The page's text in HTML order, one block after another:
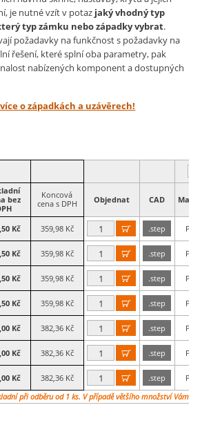
je nutné vzít v potaz jaký vhodný typ
typ zámku nebo západky vybrat.
požadavky na funkčnost s požadavky na
řešení, které splní oba parametry, pak
nabízených komponent a dostupných
o západkách a uzávěrech!
bez
Koncová
cena s DPH
Objednat CAD Materiál
Kč 359,98 Kč  .step Plast
Kč 359,98 Kč  .step Plast
Kč 359,98 Kč  .step Plast
Kč 359,98 Kč  .step Plast
Kč 382,36 Kč  .step Plast
Kč 382,36 Kč  .step Plast
Kč 382,36 Kč  .step
Plast
při odběru od 1 ks. V případě většího množství Vám